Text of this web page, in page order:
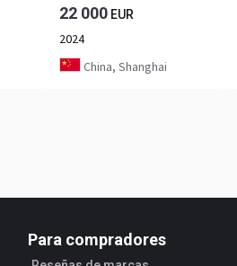
22 000EUR
2024
China, Shanghai
Para compradores